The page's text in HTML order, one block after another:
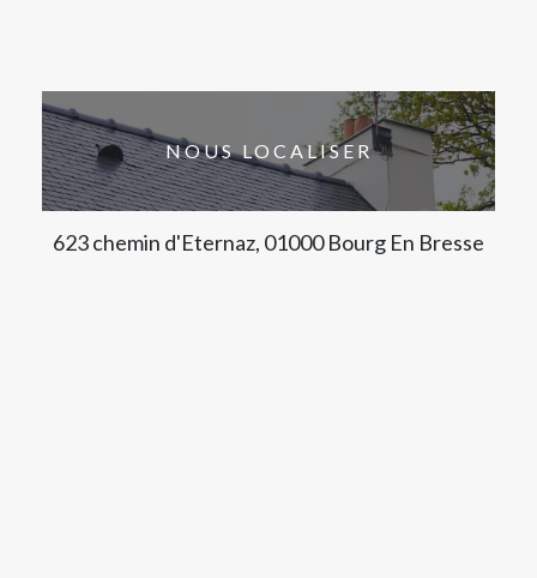
NOUS LOCALISER
623 chemin d'Eternaz, 01000 Bourg En Bresse